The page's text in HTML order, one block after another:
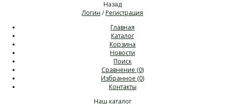
Назад
Логин /Регистрация
Главная
Каталог
Корзина
Новости
Поиск
Сравнение (0)
Избранное (0)
Контакты
Наш каталог